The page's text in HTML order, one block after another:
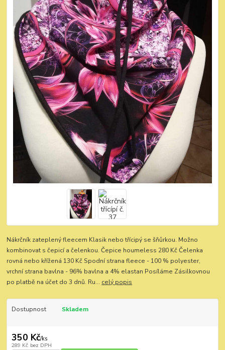
Nákrčník zateplený fleecem Klasik nebo třícipý se šňůrkou. Možno
kombinovat s čepicí a čelenkou. Čepice houmeless 280 Kč Čelenka
rovná nebo křížená 130 Kč Spodní strana fleece - 100 % polyester,
vrchní strana bavlna - 96% bavlna a 4% elastan Posíláme Zásilkovnou
po platbě na účet do 3 dnů. Ru... celý popis
Dostupnost Skladem
350 Kč/ks
289 Kč bez DPH